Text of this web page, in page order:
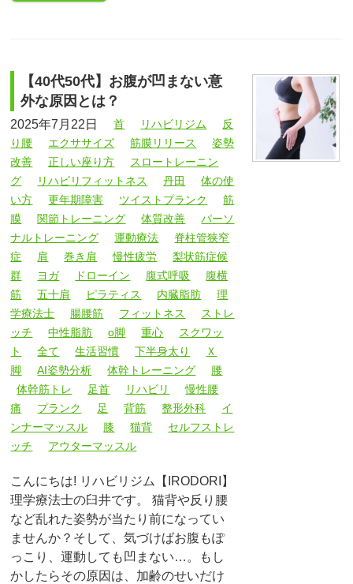
【40代50代】お腹が凹まない意
外な原因とは？
2025年7月22日 首 リハビリジム
反
り腰
エクササイズ 筋膜リリース
姿勢
改善
正しい座り方
スロートレーニン
グ
リハビリフィットネス 丹田
体の使
い方
更年期障害 ツイストプランク
筋
膜
関節トレーニング 体質改善
パーソ
ナルトレーニング
運動療法
脊柱管狭窄
症
肩 巻き肩 慢性疲労
梨状筋症候
群
ヨガ ドローイン 腹式呼吸
腹横
筋
五十肩 ピラティス 内臓脂肪
理
学療法士
腸腰筋 フィットネス
ストレ
ッチ
中性脂肪 o脚 重心
スクワッ
ト
全て 生活習慣 下半身太り
Ｘ
脚
AI姿勢分析 体幹トレーニング
腰
体幹筋トレ
足首 リハビリ
慢性腰
痛
プランク 足 背筋 整形外科
イ
ンナーマッスル
膝 猫背
セルフストレ
ッチ
アウターマッスル
こんにちは! リハビリジム【IRODORI】
理学療法士の臼井です。 猫背や反り腰
など乱れた姿勢が当たり前になってい
ませんか？そして、気づけばお腹もぽ
っこり、運動しても凹まない…。もし
かしたらその原因は、加齢のせいだけ